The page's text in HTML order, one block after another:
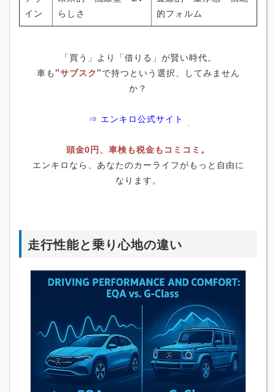
イン
らしさ
的フォルム
「買う」より「借りる」が賢い時代。
車も"サブスク"で持つという選択、してみません
か？
⇒ エンキロ公式サイト
頭金0円、車検も税金もコミコミ。
エンキロなら、あなたのカーライフがもっと自由に
なります。
走行性能と乗り心地の違い